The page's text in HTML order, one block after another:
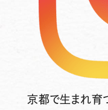
京都で生まれ育